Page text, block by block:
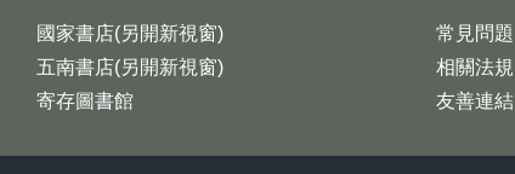
國家書店(另開新視窗)
五南書店(另開新視窗)
寄存圖書館
常見問題
相關法規
友善連結